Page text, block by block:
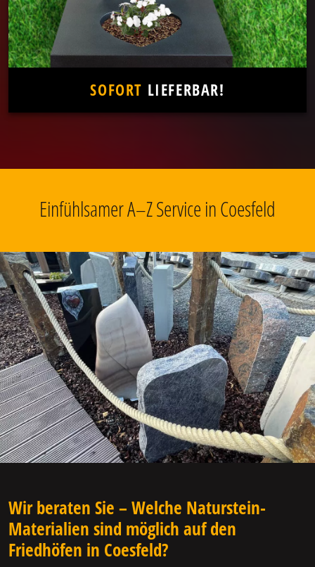
SOFORT LIEFERBAR!
Einfühlsamer A–Z Service in Coesfeld
Wir beraten Sie – Welche Naturstein-
Materialien sind möglich auf den
Friedhöfen in Coesfeld?